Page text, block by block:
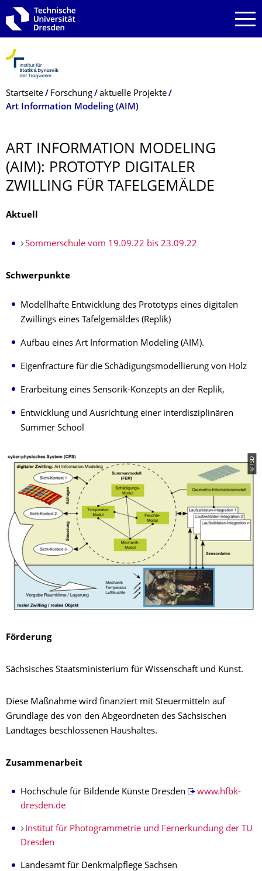
Zur Hauptnavigation springen
Zur Suche springen
Zum Inhalt springen
Breadcrumb-Menü
Startseite Forschung
aktuelle Projekte
Art Information Modeling (AIM)
ART INFORMATION MODELING
(AIM): PROTOTYP DIGITALER
ZWILLING FÜR TAFELGEMÄLDE
Aktuell
Sommerschule vom 19.09.22 bis 23.09.22
Schwerpunkte
Modellhafte Entwicklung des Prototyps eines digitalen
Zwillings eines Tafelgemäldes (Replik)
Aufbau eines Art Information Modeling (AIM).
Eigenfracture für die Schädigungsmodellierung von Holz
Erarbeitung eines Sensorik-Konzepts an der Replik,
Entwicklung und Ausrichtung einer interdisziplinären
Summer School
© ISD
Förderung
Sächsisches Staatsministerium für Wissenschaft und Kunst.
Diese Maßnahme wird finanziert mit Steuermitteln auf
Grundlage des von den Abgeordneten des Sächsischen
Landtages beschlossenen Haushaltes.
Zusammenarbeit
Hochschule für Bildende Künste Dresden
www.hfbk-
dresden.de
Institut für Photogrammetrie und Fernerkundung der TU
Dresden
Landesamt für Denkmalpflege Sachsen